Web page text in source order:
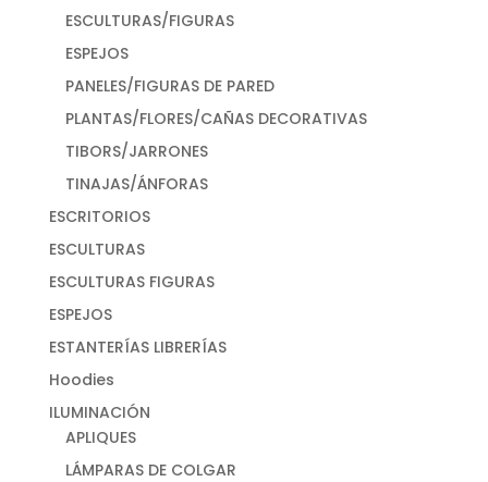
ESCULTURAS/FIGURAS
ESPEJOS
PANELES/FIGURAS DE PARED
PLANTAS/FLORES/CAÑAS DECORATIVAS
TIBORS/JARRONES
TINAJAS/ÁNFORAS
ESCRITORIOS
ESCULTURAS
ESCULTURAS FIGURAS
ESPEJOS
ESTANTERÍAS LIBRERÍAS
Hoodies
ILUMINACIÓN
APLIQUES
LÁMPARAS DE COLGAR